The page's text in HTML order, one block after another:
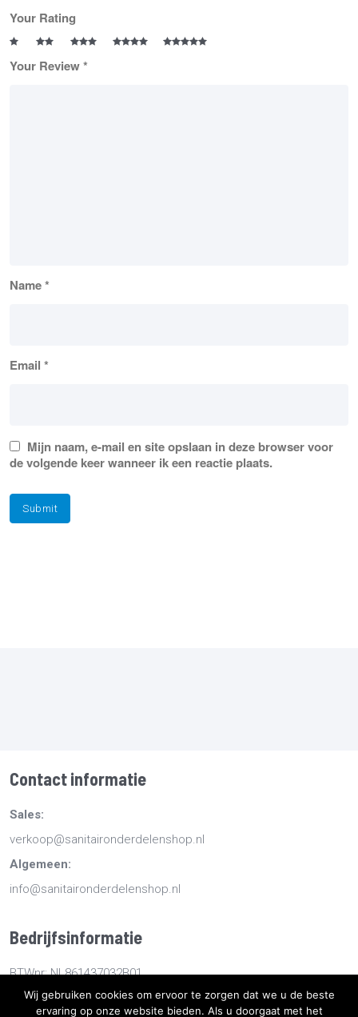
Your Rating
Your Review*
Name*
Email *
Mijn naam, e-mail en site opslaan in deze browser voor
de volgende keer wanneer ik een reactie plaats.
Contact informatie
Sales:
verkoop@sanitaironderdelenshop.nl
Algemeen:
info@sanitaironderdelenshop.nl
Bedrijfsinformatie
BTWnr: NL861437032B01
KvKnr: 78527112
Wij gebruiken cookies om ervoor te zorgen dat we u de beste
ervaring op onze website bieden. Als u doorgaat met het